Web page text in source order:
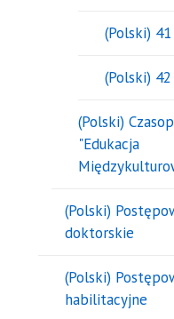
(Polski) 41
(Polski) 42
(Polski)
"Edukacja
(Polski)
doktorskie
(Polski)
habilitacyjne